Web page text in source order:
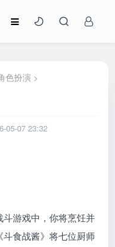
色扮演 >
05-07 23:32
游戏中，你将烹饪并
食战酱》将七位厨师